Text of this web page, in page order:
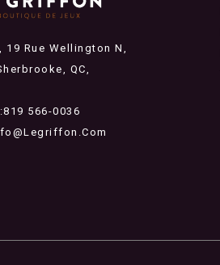
19 Rue Wellington N,
QC,
566-0036